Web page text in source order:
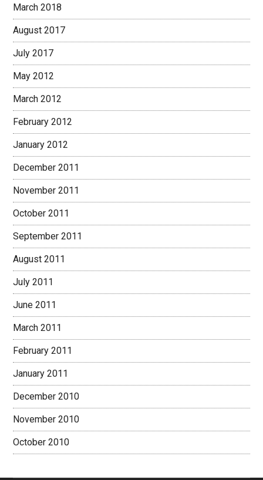
March 2018
August 2017
July 2017
May 2012
March 2012
February 2012
January 2012
December 2011
November 2011
October 2011
September 2011
August 2011
July 2011
June 2011
March 2011
February 2011
January 2011
December 2010
November 2010
October 2010